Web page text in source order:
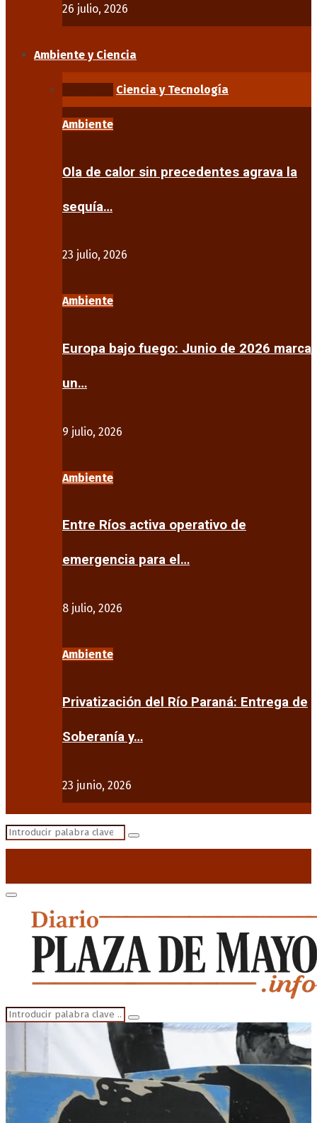
26 julio, 2026
Ambiente y Ciencia
Ciencia y Tecnología
Ambiente
Ola de calor sin precedentes agrava la
sequía…
23 julio, 2026
Ambiente
Europa bajo fuego: Junio de 2026 marca
un…
9 julio, 2026
Ambiente
Entre Ríos activa operativo de
emergencia para el…
8 julio, 2026
Ambiente
Privatización del Río Paraná: Entrega de
Soberanía y…
23 junio, 2026
Search
Search
Primary
Menu
Search
for:
Search